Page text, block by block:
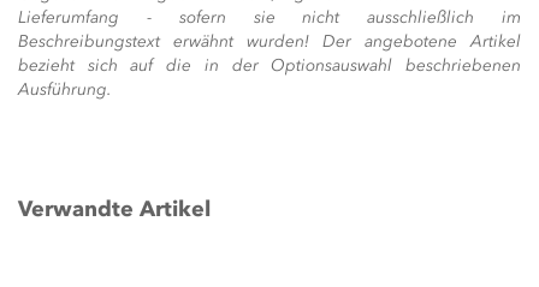
Lieferumfang - sofern sie nicht ausschließlich im
Beschreibungstext erwähnt wurden! Der angebotene Artikel
bezieht sich auf die in der Optionsauswahl beschriebenen
Ausführung.
Verwandte Artikel